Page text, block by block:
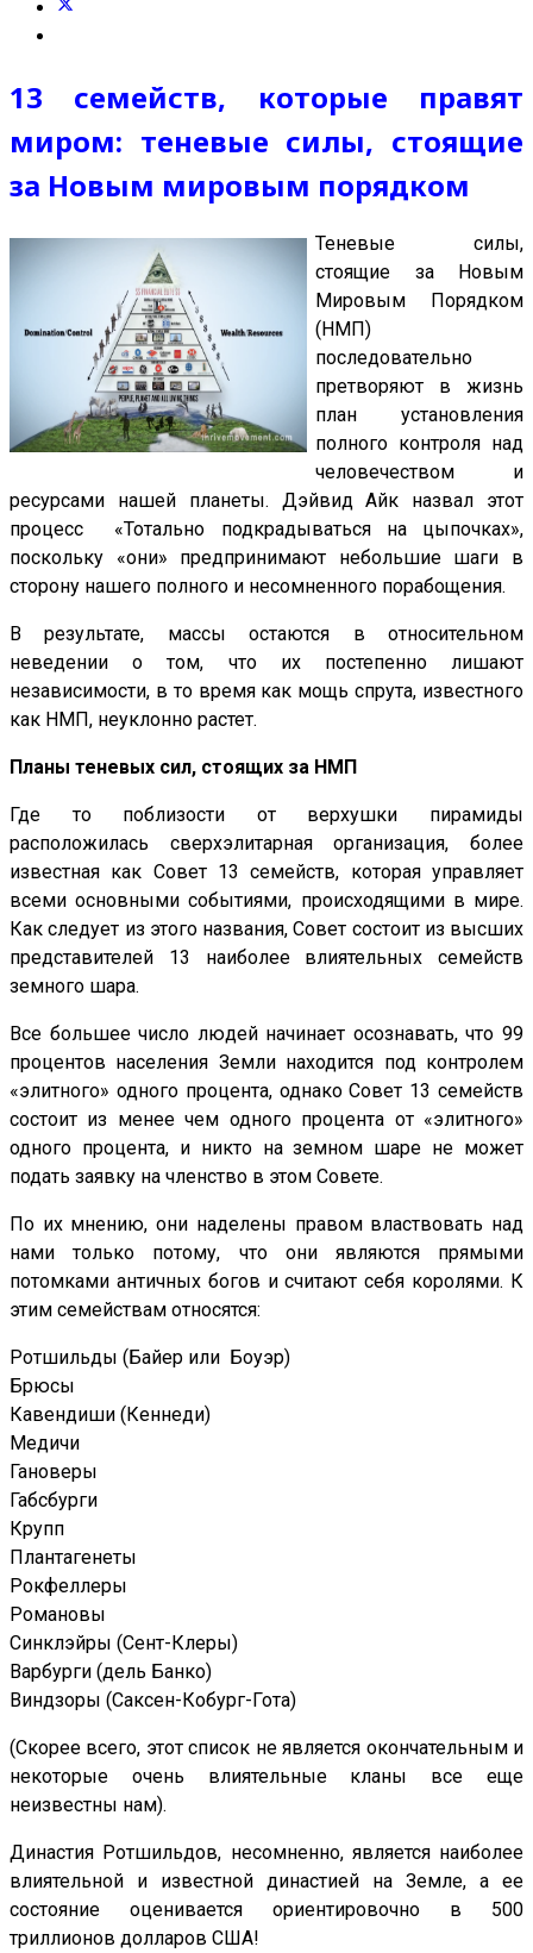
13 семейств, которые правят
миром: теневые силы, стоящие
за Новым мировым порядком
Теневые силы,
стоящие за Новым
Мировым Порядком
(НМП)
последовательно
претворяют в жизнь
план установления
полного контроля над
человечеством и
ресурсами нашей планеты. Дэйвид Айк назвал этот
процесс «Тотально подкрадываться на цыпочках»,
поскольку «они» предпринимают небольшие шаги в
сторону нашего полного и несомненного порабощения.
В результате, массы остаются в относительном
неведении о том, что их постепенно лишают
независимости, в то время как мощь спрута, известного
как НМП, неуклонно растет.
Планы теневых сил, стоящих за НМП
Где то поблизости от верхушки пирамиды
расположилась сверхэлитарная организация, более
известная как Совет 13 семейств, которая управляет
всеми основными событиями, происходящими в мире.
Как следует из этого названия, Совет состоит из высших
представителей 13 наиболее влиятельных семейств
земного шара.
Все большее число людей начинает осознавать, что 99
процентов населения Земли находится под контролем
«элитного» одного процента, однако Совет 13 семейств
состоит из менее чем одного процента от «элитного»
одного процента, и никто на земном шаре не может
подать заявку на членство в этом Совете.
По их мнению, они наделены правом властвовать над
нами только потому, что они являются прямыми
потомками античных богов и считают себя королями. К
этим семействам относятся:
Ротшильды (Байер или Боуэр)
Брюсы
Кавендиши (Кеннеди)
Медичи
Гановеры
Габсбурги
Крупп
Плантагенеты
Рокфеллеры
Романовы
Синклэйры (Сент-Клеры)
Варбурги (дель Банко)
Виндзоры (Саксен-Кобург-Гота)
(Скорее всего, этот список не является окончательным и
некоторые очень влиятельные кланы все еще
неизвестны нам).
Династия Ротшильдов, несомненно, является наиболее
влиятельной и известной династией на Земле, а ее
состояние оценивается ориентировочно в 500
триллионов долларов США!